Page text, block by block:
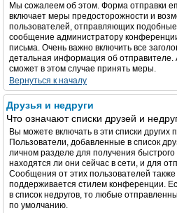
Мы сожалеем об этом. Форма отправки
включает меры предосторожности и
пользователей, отправляющих
сообщение администратору
письма. Очень важно включить все
детальная информация об
сможет в этом случае принять меры.
Вернуться к началу
Друзья и недруги
Что означают списки друзей и
Вы можете включать в эти списки
Пользователи, добавленные в список
личном разделе для получения
находятся ли они сейчас в сети, и для
Сообщения от этих пользователей
поддерживается стилем конференции.
в список недругов, то любые
по умолчанию.